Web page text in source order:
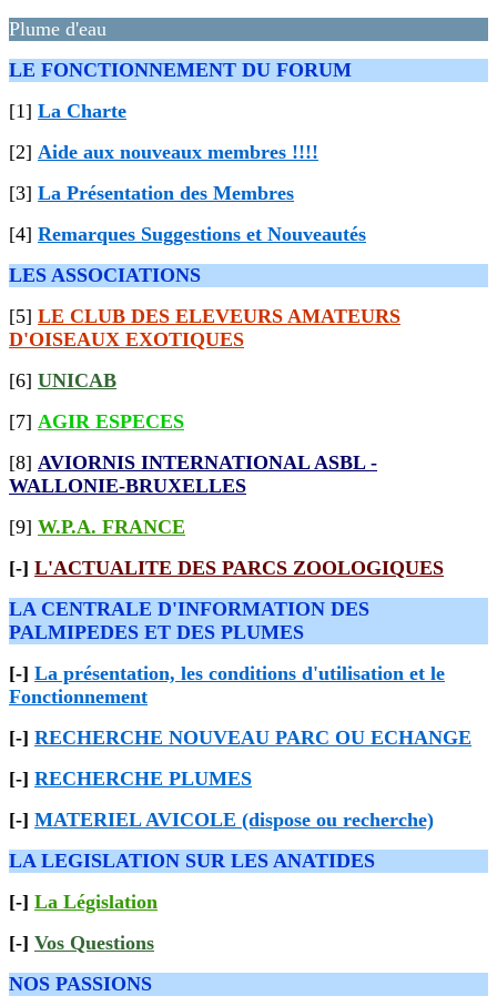
Plume d'eau
LE FONCTIONNEMENT DU FORUM
[1] La Charte
[2] Aide aux nouveaux membres !!!!
[3] La Présentation des Membres
[4] Remarques Suggestions et Nouveautés
LES ASSOCIATIONS
[5] LE CLUB DES ELEVEURS AMATEURS
D'OISEAUX EXOTIQUES
[6] UNICAB
[7] AGIR ESPECES
[8] AVIORNIS INTERNATIONAL ASBL -
WALLONIE-BRUXELLES
[9] W.P.A. FRANCE
[-] L'ACTUALITE DES PARCS ZOOLOGIQUES
LA CENTRALE D'INFORMATION DES
PALMIPEDES ET DES PLUMES
[-] La présentation, les conditions d'utilisation et le
Fonctionnement
[-] RECHERCHE NOUVEAU PARC OU ECHANGE
[-] RECHERCHE PLUMES
[-] MATERIEL AVICOLE (dispose ou recherche)
LA LEGISLATION SUR LES ANATIDES
[-] La Législation
[-] Vos Questions
NOS PASSIONS